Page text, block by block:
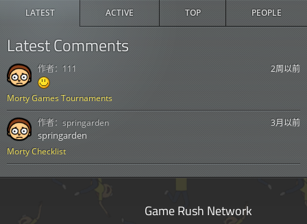
LATEST ACTIVE TOP PEOPLE
Latest Comments
Morty Games Tournaments
2周以前
作者： 111
Morty Checklist
3月以前
springarden
作者： springarden
Game Rush Network